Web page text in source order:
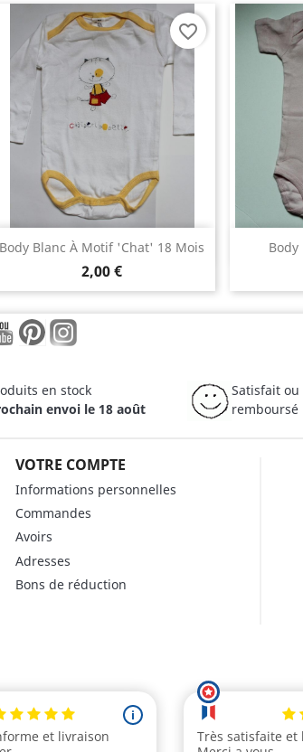
Body Blanc À Motif 'chat' 18 Mois
2,00 €
Aperçu rapide
favorite_border
Body

YouTubePinterest
en stock
envoi le 18 août
Satisfait ou
remboursé
VOTRE COMPTE
Informations personnelles
Commandes
Avoirs
Adresses
Bons de réduction